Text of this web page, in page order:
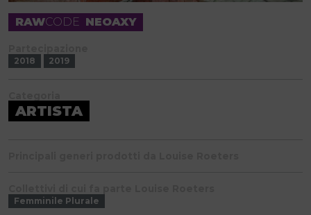
RAWCODE NEOAXY
2018 2019
ARTISTA
Femminile Plurale